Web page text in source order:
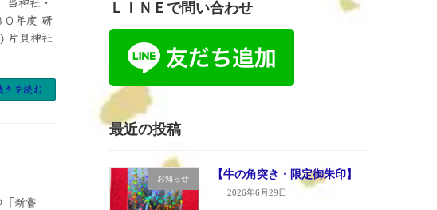
当神社・
０年度 研
片貝神社
きを読む
「新嘗
ＬＩＮＥで問い合わせ
最近の投稿
お知らせ 【牛の角突き・限定御朱印】
2026年6月29日